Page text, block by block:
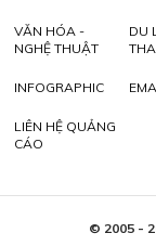
VĂN HÓA -
NGHỆ THUẬT
DU
INFOGRAPHIC
LIÊN HỆ QUẢNG
CÁO
© 2005 -